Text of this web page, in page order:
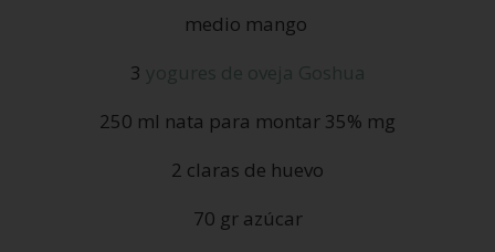
medio mango
3 yogures de oveja Goshua
250 ml nata para montar 35% mg
2 claras de huevo
70 gr azúcar